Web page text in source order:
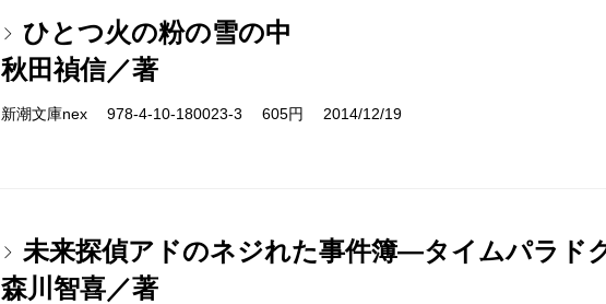
ひとつ火の粉の雪の中
秋田禎信／著
新潮文庫nex 978-4-10-180023-3 605円 2014/12/19
未来探偵アドのネジれた事件簿―タイムパラド
森川智喜／著